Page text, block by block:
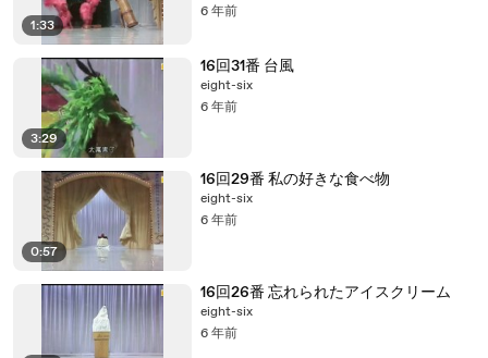
1:33
6 年前
3:29
16回31番 台風
eight-six
6 年前
0:57
16回29番 私の好きな食べ物
eight-six
6 年前
16回26番 忘れられたアイスクリーム
eight-six
6 年前